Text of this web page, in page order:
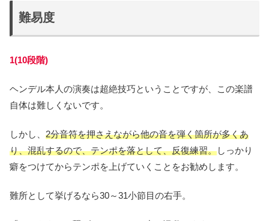
難易度
1(10段階)
ヘンデル本人の演奏は超絶技巧ということですが、この楽譜
自体は難しくないです。
しかし、 2分音符を押さえながら他の音を弾く箇所が多くあ
り、混乱するので、テンポを落として、反復練習。しっかり
癖をつけてからテンポを上げていくことをお勧めします。
難所として挙げるなら30～31小節目の右手。